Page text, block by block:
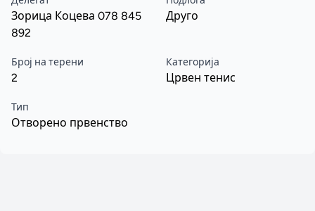
Зорица Коцева 078 845
892
Друго
Број на терени
2
Категорија
Црвен тенис
Тип
Отворено првенство